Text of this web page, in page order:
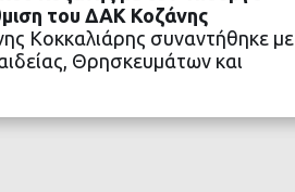
του ΔΑΚ Κοζάνης
Κοκκαλιάρης συναντήθηκε με
Θρησκευμάτων και